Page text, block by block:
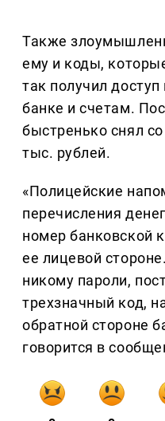
Также
ему и коды,
так получил
банке и счетам.
быстренько снял
тыс. рублей.
«Полицейские
перечисления
номер банковской
ее лицевой
никому пароли,
трехзначный код,
обратной стороне
говорится в